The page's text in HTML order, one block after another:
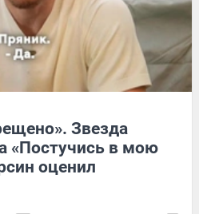
Звезда
«Постучись в мою
оценил